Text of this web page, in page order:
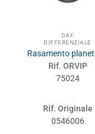
DAF
DIFFERENZIALE
Rasamento
Rif. ORVIP
75024
Rif. Originale
0546006